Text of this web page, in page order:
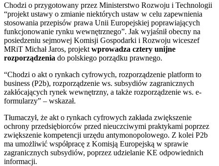
Chodzi o przygotowany przez Ministerstwo Rozwoju i Technologii
“projekt ustawy o zmianie niektórych ustaw w celu zapewnienia
stosowania przepisów prawa Unii Europejskiej poprawiających
funkcjonowanie rynku wewnętrznego”. Jak wyjaśnił obecny na
posiedzeniu sejmowej Komisji Gospodarki i Rozwoju wiceszef
MRiT Michał Jaros, projekt wprowadza cztery unijne
rozporządzenia do polskiego porządku prawnego.
“Chodzi o akt o rynkach cyfrowych, rozporządzenie platform to
business (P2b), rozporządzenie ws. subsydiów zagranicznych
zakłócających rynek wewnętrzny, a także rozporządzenie ws. e-
formularzy” – wskazał.
Tłumaczył, że akt o rynkach cyfrowych zakłada zwiększenie
ochrony przedsiębiorców przed nieuczciwymi praktykami poprzez
zwiększenie kompetencji urzędu antymonopolowego. Z kolei P2b
ma umożliwić współpracę z Komisją Europejską w sprawie
zagranicznych subsydiów, poprzez udzielanie KE odpowiednich
informacji.